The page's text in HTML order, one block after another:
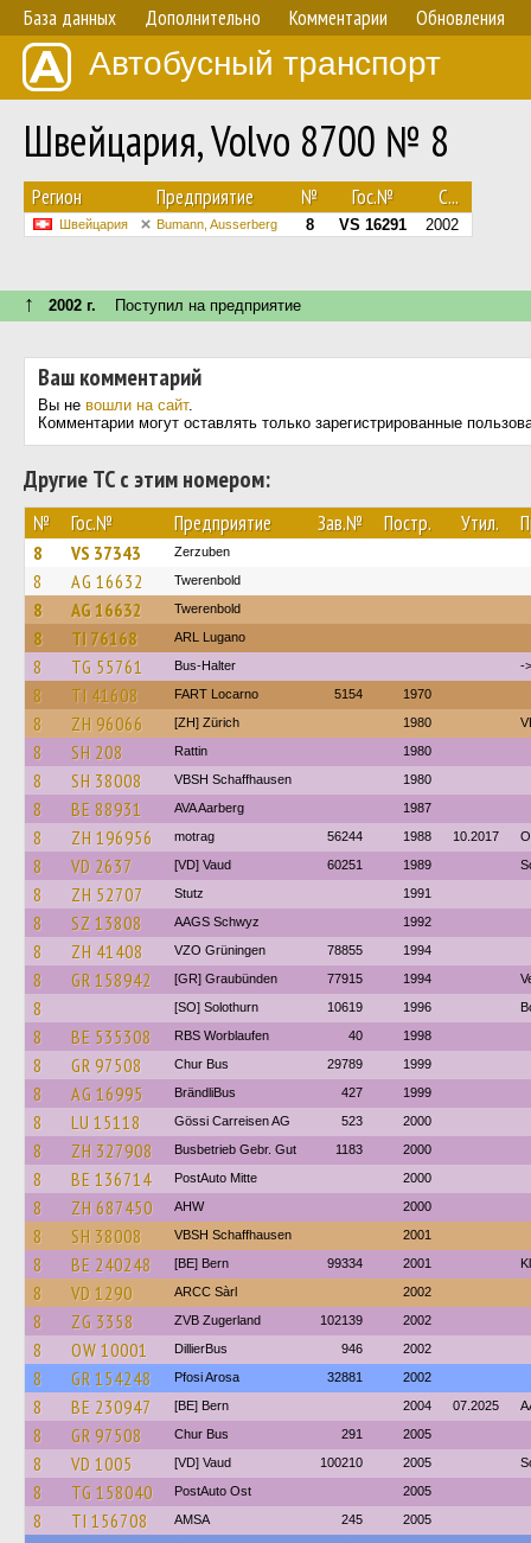
База данных Дополнительно Комментарии Обновления
Автобусный транспорт
Швейцария, Volvo 8700 № 8
Регион Предприятие № Гос.№ С...
Швейцария Bumann, Ausserberg 8 VS 16291 2002
↑ 2002 г. Поступил на предприятие
Ваш комментарий
Вы не вошли на сайт.
Комментарии могут оставлять только зарегистрированные
Другие ТС с этим номером:
№ Гос.№ Предприятие Зав.№ Постр. Утил.
8 VS 37343 Zerzuben
8 AG 16632 Twerenbold
8 AG 16632 Twerenbold
8 TI 76168 ARL Lugano
8 TG 55761 Bus-Halter -
8 TI 41608 FART Locarno 5154 1970
8 ZH 96066 [ZH] Zürich 1980
8 SH 208 Rattin 1980
8 SH 38008 VBSH Schaffhausen 1980
8 BE 88931 AVA Aarberg 1987
8 ZH 196956 motrag 56244 1988 10.2017
8 VD 2637 [VD] Vaud 60251 1989
8 ZH 52707 Stutz 1991
8 SZ 13808 AAGS Schwyz 1992
8 ZH 41408 VZO Grüningen 78855 1994
8 GR 158942 [GR] Graubünden 77915 1994
8 [SO] Solothurn 10619 1996
8 BE 535308 RBS Worblaufen 40 1998
8 GR 97508 Chur Bus 29789 1999
8 AG 16995 BrändliBus 427 1999
8 LU 15118 Gössi Carreisen AG 523 2000
8 ZH 327908 Busbetrieb Gebr. Gut 1183 2000
8 BE 136714 PostAuto Mitte 2000
8 ZH 687450 AHW 2000
8 SH 38008 VBSH Schaffhausen 2001
8 BE 240248 [BE] Bern 99334 2001
8 VD 1290 ARCC Sàrl 2002
8 ZG 3358 ZVB Zugerland 102139 2002
8 OW 10001 DillierBus 946 2002
8 GR 154248 Pfosi Arosa 32881 2002
8 BE 230947 [BE] Bern 2004 07.2025
8 GR 97508 Chur Bus 291 2005
8 VD 1005 [VD] Vaud 100210 2005
8 TG 158040 PostAuto Ost 2005
8 TI 156708 AMSA 245 2005